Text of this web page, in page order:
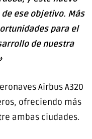
ese objetivo. Más
para el
de nuestra
Airbus A320
ofreciendo más
ambas ciudades.